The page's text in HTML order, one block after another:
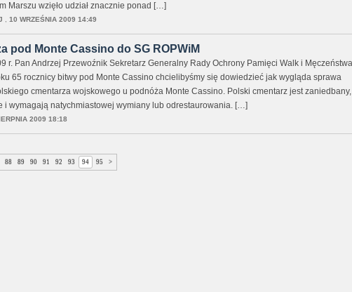
Marszu wzięło udział znacznie ponad […]
10 WRZEŚNIA 2009 14:49
pod Monte Cassino do SG ROPWiM
r. Pan Andrzej Przewoźnik Sekretarz Generalny Rady Ochrony Pamięci Walk i Męczeństwa
65 rocznicy bitwy pod Monte Cassino chcielibyśmy się dowiedzieć jak wygląda sprawa
cmentarza wojskowego u podnóża Monte Cassino. Polski cmentarz jest zaniedbany,
i wymagają natychmiastowej wymiany lub odrestaurowania. […]
2009 18:18
88 89 90 91 92 93 94 95 >